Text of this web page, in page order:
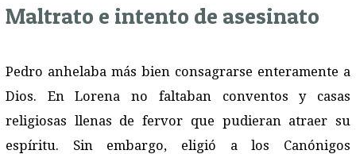
Maltrato e intento de asesinato
Pedro anhelaba más bien consagrarse enteramente a
Dios. En Lorena no faltaban conventos y casas
religiosas llenas de fervor que pudieran atraer su
espíritu. Sin embargo, eligió a los Canónigos